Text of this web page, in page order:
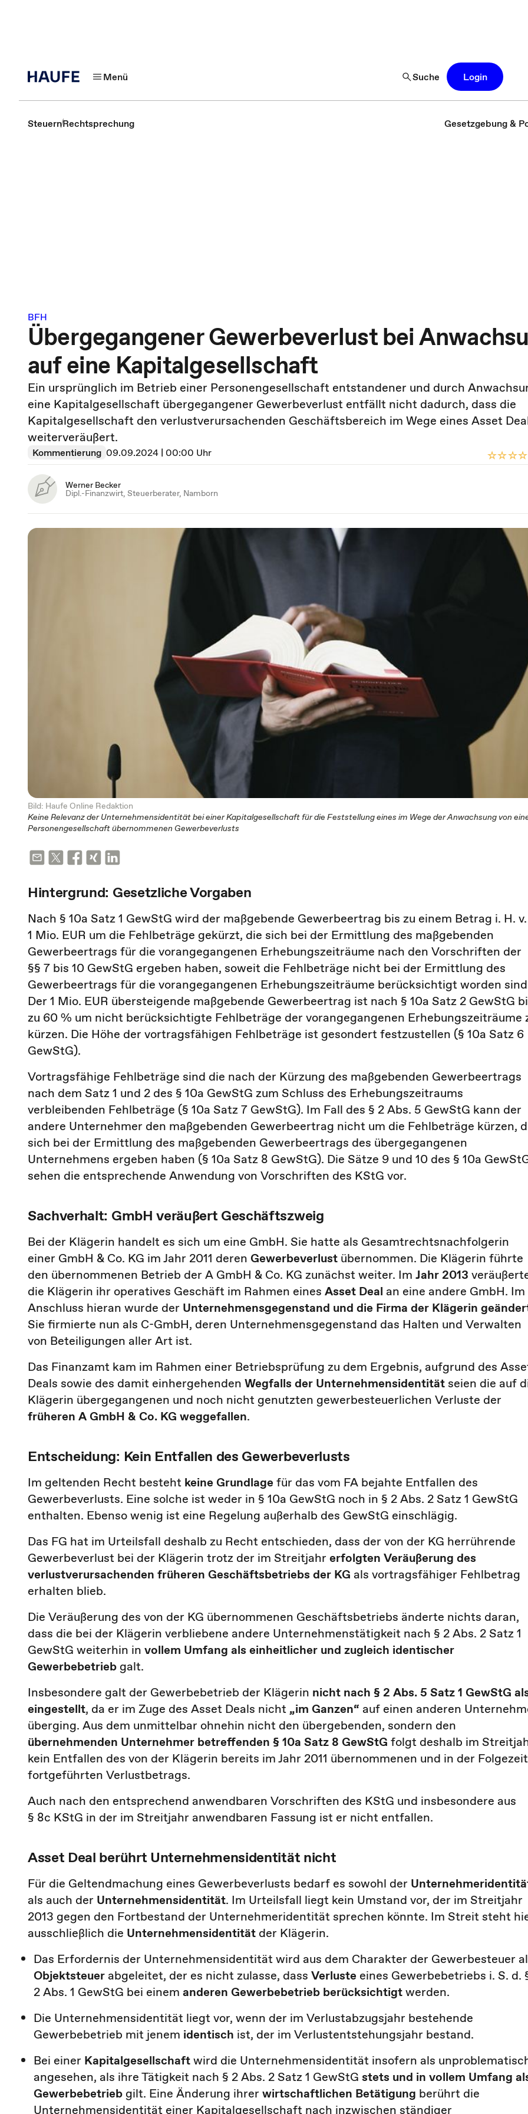
Menü Suche Login
SteuernRechtsprechung Gesetzgebung &
BFH
Übergegangener Gewerbeverlust bei
auf eine Kapitalgesellschaft
Ein ursprünglich im Betrieb einer Personengesellschaft entstandener und durch
eine Kapitalgesellschaft übergegangener Gewerbeverlust entfällt nicht dadurch, dass die
Kapitalgesellschaft den verlustverursachenden Geschäftsbereich im Wege eines Asset
weiterveräußert.
Kommentierung 09.09.2024 | 00:00 Uhr
Werner Becker
Dipl.-Finanzwirt, Steuerberater, Namborn
Bild: Haufe Online Redaktion
Keine Relevanz der Unternehmensidentität bei einer Kapitalgesellschaft für die Feststellung eines im Wege der Anwachsung von
Personengesellschaft übernommenen Gewerbeverlusts
Hintergrund: Gesetzliche Vorgaben
Nach § 10a Satz 1 GewStG wird der maßgebende Gewerbeertrag bis zu einem Betrag i. H. v.
1 Mio. EUR um die Fehlbeträge gekürzt, die sich bei der Ermittlung des maßgebenden
Gewerbeertrags für die vorangegangenen Erhebungszeiträume nach den Vorschriften der
§§ 7 bis 10 GewStG ergeben haben, soweit die Fehlbeträge nicht bei der Ermittlung des
Gewerbeertrags für die vorangegangenen Erhebungszeiträume berücksichtigt worden
Der 1 Mio. EUR übersteigende maßgebende Gewerbeertrag ist nach § 10a Satz 2 GewStG
zu 60 % um nicht berücksichtigte Fehlbeträge der vorangegangenen Erhebungszeiträume
kürzen. Die Höhe der vortragsfähigen Fehlbeträge ist gesondert festzustellen (§ 10a Satz 6
GewStG).
Vortragsfähige Fehlbeträge sind die nach der Kürzung des maßgebenden Gewerbeertrags
nach dem Satz 1 und 2 des § 10a GewStG zum Schluss des Erhebungszeitraums
verbleibenden Fehlbeträge (§ 10a Satz 7 GewStG). Im Fall des § 2 Abs. 5 GewStG kann der
andere Unternehmer den maßgebenden Gewerbeertrag nicht um die Fehlbeträge kürzen,
sich bei der Ermittlung des maßgebenden Gewerbeertrags des übergegangenen
Unternehmens ergeben haben (§ 10a Satz 8 GewStG). Die Sätze 9 und 10 des § 10a
sehen die entsprechende Anwendung von Vorschriften des KStG vor.
Sachverhalt: GmbH veräußert Geschäftszweig
Bei der Klägerin handelt es sich um eine GmbH. Sie hatte als Gesamtrechtsnachfolgerin
einer GmbH & Co. KG im Jahr 2011 deren Gewerbeverlust übernommen. Die Klägerin führte
den übernommenen Betrieb der A GmbH & Co. KG zunächst weiter. Im Jahr 2013
die Klägerin ihr operatives Geschäft im Rahmen eines Asset Deal an eine andere GmbH. Im
Anschluss hieran wurde der Unternehmensgegenstand und die Firma der Klägerin
Sie firmierte nun als C-GmbH, deren Unternehmensgegenstand das Halten und Verwalten
von Beteiligungen aller Art ist.
Das Finanzamt kam im Rahmen einer Betriebsprüfung zu dem Ergebnis, aufgrund des
Deals sowie des damit einhergehenden Wegfalls der Unternehmensidentitätseien die auf
Klägerin übergegangenen und noch nicht genutzten gewerbesteuerlichen Verluste der
früheren A GmbH & Co. KG weggefallen.
Entscheidung: Kein Entfallen des Gewerbeverlusts
Im geltenden Recht besteht keine Grundlage für das vom FA bejahte Entfallen des
Gewerbeverlusts. Eine solche ist weder in § 10a GewStG noch in § 2 Abs. 2 Satz 1 GewStG
enthalten. Ebenso wenig ist eine Regelung außerhalb des GewStG einschlägig.
Das FG hat im Urteilsfall deshalb zu Recht entschieden, dass der von der KG herrührende
Gewerbeverlust bei der Klägerin trotz der im Streitjahr erfolgten Veräußerung des
verlustverursachenden früheren Geschäftsbetriebs der KG als vortragsfähiger Fehlbetrag
erhalten blieb.
Die Veräußerung des von der KG übernommenen Geschäftsbetriebs änderte nichts daran,
dass die bei der Klägerin verbliebene andere Unternehmenstätigkeit nach § 2 Abs. 2 Satz 1
GewStG weiterhin in vollem Umfang als einheitlicher und zugleich identischer
Gewerbebetrieb galt.
Insbesondere galt der Gewerbebetrieb der Klägerin nicht nach § 2 Abs. 5 Satz 1 GewStG
eingestellt, da er im Zuge des Asset Deals nicht „im Ganzen“ auf einen anderen
überging. Aus dem unmittelbar ohnehin nicht den übergebenden, sondern den
übernehmenden Unternehmer betreffenden § 10a Satz 8 GewStG folgt deshalb im
kein Entfallen des von der Klägerin bereits im Jahr 2011 übernommenen und in der Folgezeit
fortgeführten Verlustbetrags.
Auch nach den entsprechend anwendbaren Vorschriften des KStG und insbesondere aus
§ 8c KStG in der im Streitjahr anwendbaren Fassung ist er nicht entfallen.
Asset Deal berührt Unternehmensidentität nicht
Für die Geltendmachung eines Gewerbeverlusts bedarf es sowohl der
als auch der Unternehmensidentität. Im Urteilsfall liegt kein Umstand vor, der im Streitjahr
2013 gegen den Fortbestand der Unternehmeridentität sprechen könnte. Im Streit steht
ausschließlich die Unternehmensidentität der Klägerin.
Das Erfordernis der Unternehmensidentität wird aus dem Charakter der Gewerbesteuer
Objektsteuer abgeleitet, der es nicht zulasse, dass Verluste eines Gewerbebetriebs i. S. d.
2 Abs. 1 GewStG bei einem anderen Gewerbebetrieb berücksichtigtwerden.
Die Unternehmensidentität liegt vor, wenn der im Verlustabzugsjahr bestehende
Gewerbebetrieb mit jenem identisch ist, der im Verlustentstehungsjahr bestand.
Bei einer Kapitalgesellschaftwird die Unternehmensidentität insofern als
angesehen, als ihre Tätigkeit nach § 2 Abs. 2 Satz 1 GewStG stets und in vollem Umfang
Gewerbebetrieb gilt. Eine Änderung ihrer wirtschaftlichen Betätigung berührt die
Unternehmensidentität einer Kapitalgesellschaft nach inzwischen ständiger